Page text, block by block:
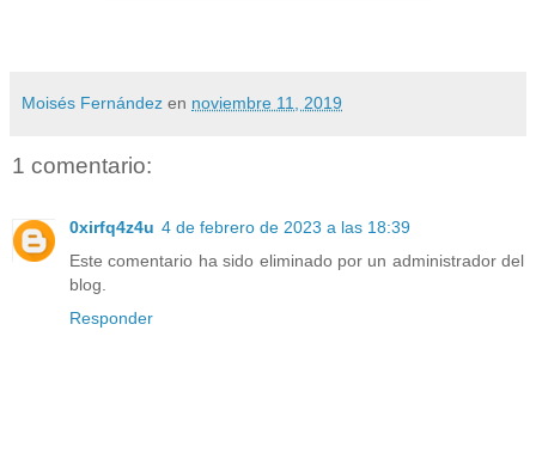
Moisés Fernández en noviembre 11, 2019
1 comentario:
0xirfq4z4u 4 de febrero de 2023 a las 18:39
Este comentario ha sido eliminado por un administrador del
blog.
Responder